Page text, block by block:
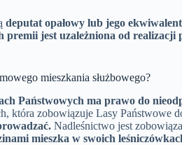
deputat opałowy lub jego
premii jest uzależniona od
mieszkania służbowego?
Państwowych ma prawo do
która zobowiązuje Lasy Państwowe
Nadleśnictwo jest
mieszka w swoich